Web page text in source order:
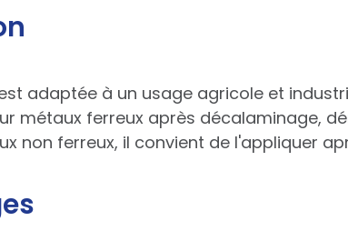
adaptée à un usage agricole et
métaux ferreux après décalaminage,
non ferreux, il convient de l'appliquer